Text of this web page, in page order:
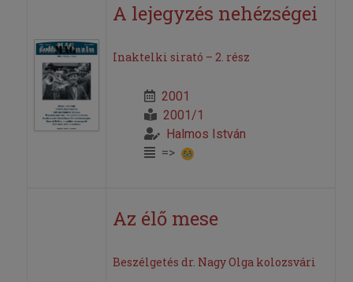
A lejegyzés nehézségei
Inaktelki sirató – 2. rész
2001
2001/1
Halmos István
=>
Az élő mese
Beszélgetés dr. Nagy Olga kolozsvári